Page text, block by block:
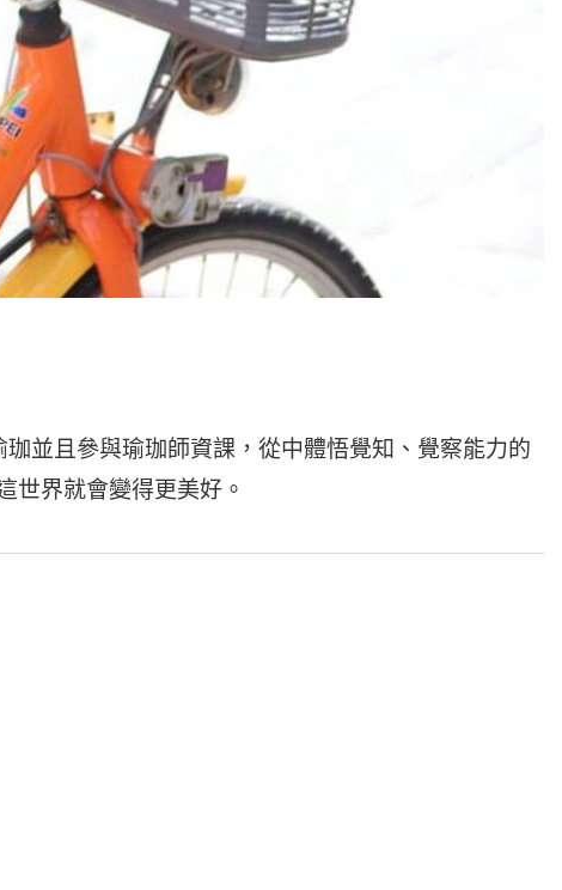
並且參與瑜珈師資課，從中體悟覺知、覺察能力的
世界就會變得更美好。